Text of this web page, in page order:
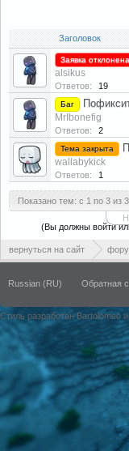
Заголовок
Заявка отклонена
alsikus
Ответов: 19
Баг
MrIbonefig
Ответов: 2
Тема закрыта
wallabykick
Ответов: 1
Показано тем: с 1 по 3 из 3.
(Вы должны войти
вернуться на сайт
Russian (RU) Обратная
Стиль разработан Bartolomeo